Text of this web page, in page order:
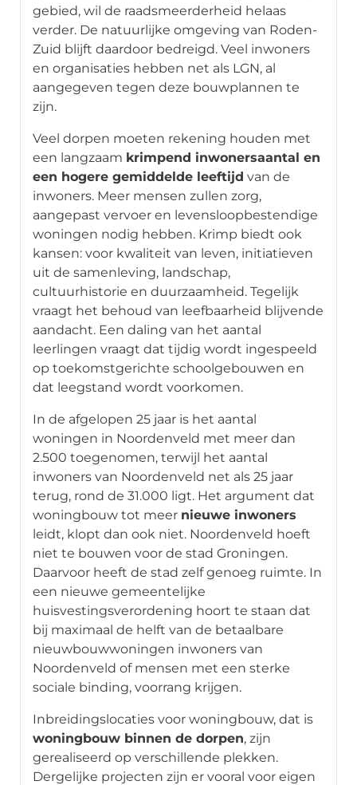
gebied, wil de raadsmeerderheid helaas
verder. De natuurlijke omgeving van Roden-
Zuid blijft daardoor bedreigd. Veel inwoners
en organisaties hebben net als LGN, al
aangegeven tegen deze bouwplannen te
zijn.
Veel dorpen moeten rekening houden met
een langzaam krimpend inwonersaantal en
een hogere gemiddelde leeftijd van de
inwoners. Meer mensen zullen zorg,
aangepast vervoer en levensloopbestendige
woningen nodig hebben. Krimp biedt ook
kansen: voor kwaliteit van leven, initiatieven
uit de samenleving, landschap,
cultuurhistorie en duurzaamheid. Tegelijk
vraagt het behoud van leefbaarheid blijvende
aandacht. Een daling van het aantal
leerlingen vraagt dat tijdig wordt ingespeeld
op toekomstgerichte schoolgebouwen en
dat leegstand wordt voorkomen.
In de afgelopen 25 jaar is het aantal
woningen in Noordenveld met meer dan
2.500 toegenomen, terwijl het aantal
inwoners van Noordenveld net als 25 jaar
terug, rond de 31.000 ligt. Het argument dat
woningbouw tot meer nieuwe inwoners
leidt, klopt dan ook niet. Noordenveld hoeft
niet te bouwen voor de stad Groningen.
Daarvoor heeft de stad zelf genoeg ruimte. In
een nieuwe gemeentelijke
huisvestingsverordening hoort te staan dat
bij maximaal de helft van de betaalbare
nieuwbouwwoningen inwoners van
Noordenveld of mensen met een sterke
sociale binding, voorrang krijgen.
Inbreidingslocaties voor woningbouw, dat is
woningbouw binnen de dorpen, zijn
gerealiseerd op verschillende plekken.
Dergelijke projecten zijn er vooral voor eigen